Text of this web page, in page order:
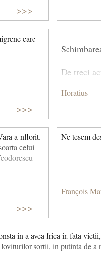
>>>
care
>>>
De treci
nu-
Fii inimos
arata o
Horatius
a-nflorit.
celui
>>>
Ne tesem
François
in a avea frica in fata
sortii, in putinta de a